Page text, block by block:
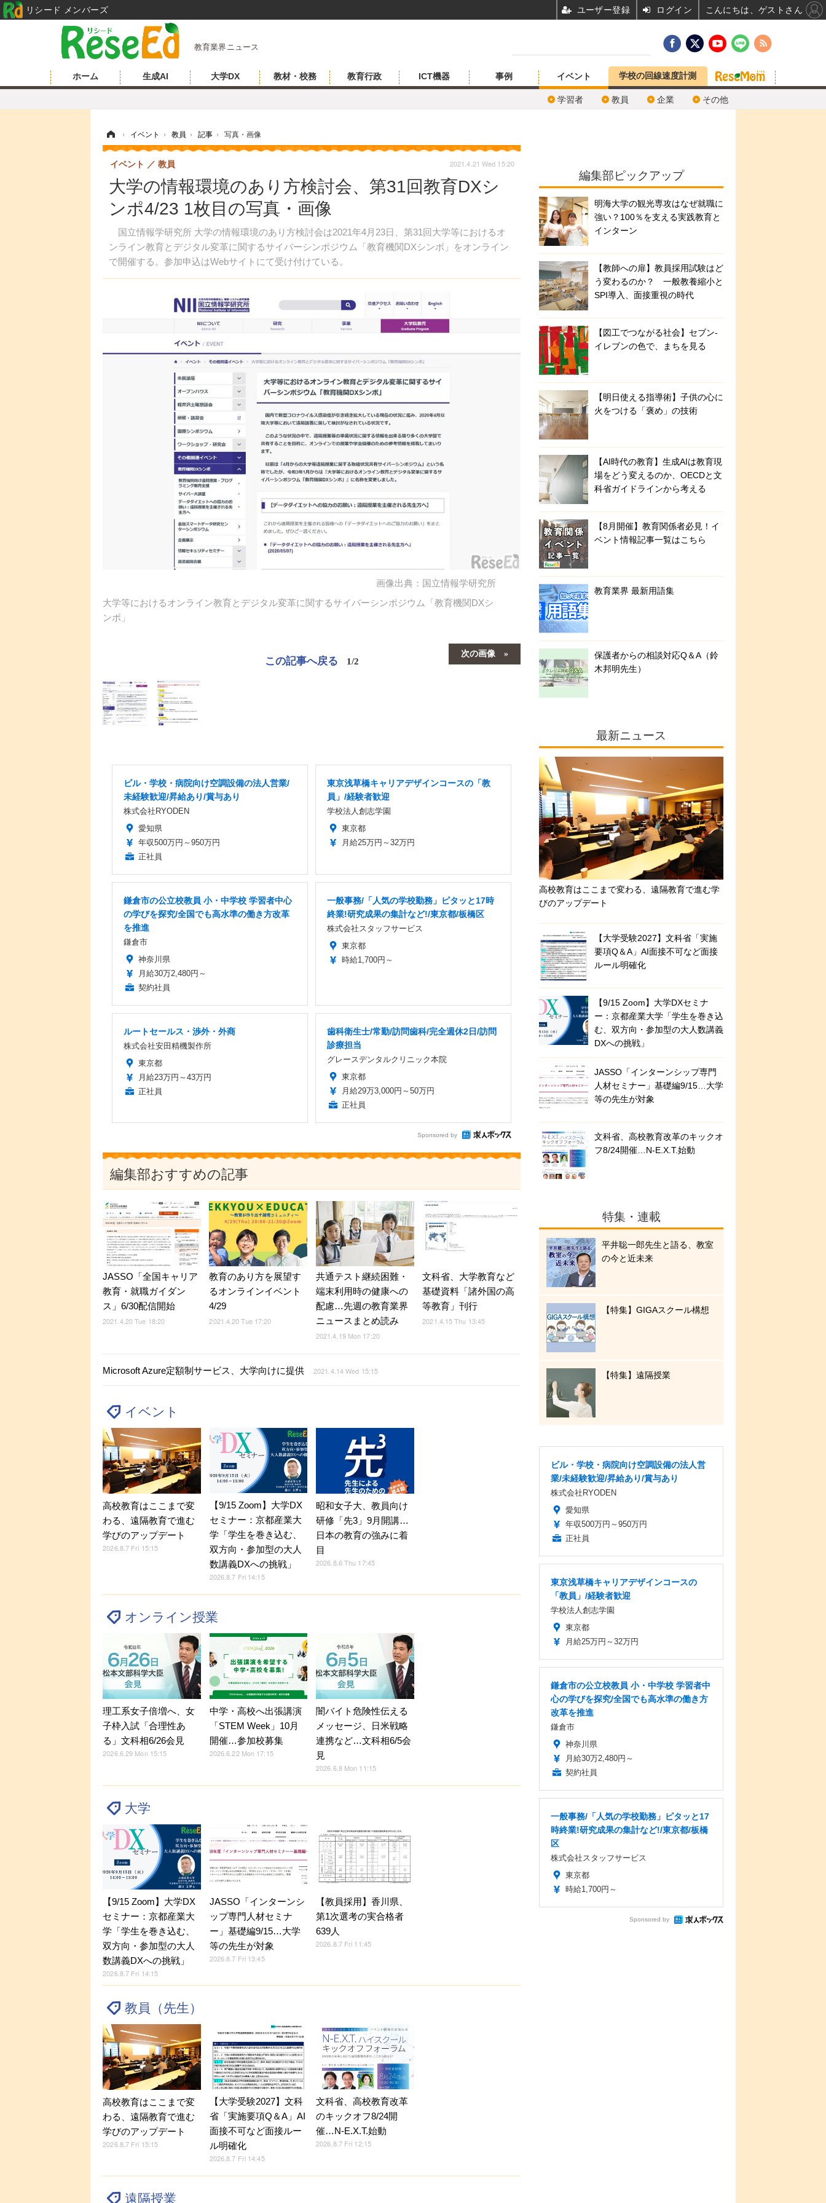
教育業界ニュース
ホーム 生成AI 大学DX 教材・校務 教育行政 ICT機器 事例 イベント
学習者 教員 企業 その他
学校の回線速度計測
› イベント › 教員 › 記事 › 写真・画像
大学の情報環境のあり方検討会、第31回教育DXシ
ンポ4/23 1枚目の写真・画像
国立情報学研究所 大学の情報環境のあり方検討会は2021年4月23日、第31回大学等におけるオ
ンライン教育とデジタル変革に関するサイバーシンポジウム「教育機関DXシンポ」をオンライン
で開催する。参加申込はWebサイトにて受け付けている。
イベント 教員 2021.4.21 Wed 15:20
画像出典：国立情報学研究所
大学等におけるオンライン教育とデジタル変革に関するサイバーシンポジウム「教育機関DXシ
ンポ」
次の画像
この記事へ戻る 1/2
ビル・学校・病院向け空調設備の法人営業/
未経験歓迎/昇給あり/賞与あり
株式会社RYODEN
愛知県
年収500万円～950万円
正社員
東京浅草橋キャリアデザインコースの「教
員」/経験者歓迎
学校法人創志学園
東京都
月給25万円～32万円
鎌倉市の公立校教員 小・中学校 学習者中心
の学びを探究/全国でも高水準の働き方改革
を推進
鎌倉市
神奈川県
月給30万2,480円～
契約社員
一般事務/「人気の学校勤務」ピタッと17時
終業!研究成果の集計など!/東京都/板橋区
株式会社スタッフサービス
東京都
時給1,700円～
ルートセールス・渉外・外商
株式会社安田精機製作所
東京都
月給23万円～43万円
正社員
歯科衛生士/常勤/訪問歯科/完全週休2日/訪問
診療担当
グレースデンタルクリニック本院
東京都
月給29万3,000円～50万円
正社員
Sponsored by
編集部おすすめの記事
JASSO「全国キャリア
教育・就職ガイダン
ス」6/30配信開始
2021.4.20 Tue 18:20
教育のあり方を展望す
るオンラインイベント
4/29
2021.4.20 Tue 17:20
共通テスト継続困難・
端末利用時の健康への
配慮…先週の教育業界
ニュースまとめ読み
2021.4.19 Mon 17:20
文科省、大学教育など
基礎資料「諸外国の高
等教育」刊行
2021.4.15 Thu 13:45
Microsoft Azure定額制サービス、大学向けに提供 2021.4.14 Wed 15:15
イベント
高校教育はここまで変
わる、遠隔教育で進む
学びのアップデート
2026.8.7 Fri 15:15
【9/15 Zoom】大学DX
セミナー：京都産業大
学「学生を巻き込む、
双方向・参加型の大人
数講義DXへの挑戦」
2026.8.7 Fri 14:15
昭和女子大、教員向け
研修「先3」9月開講…
日本の教育の強みに着
目
2026.8.6 Thu 17:45
オンライン授業
理工系女子倍増へ、女
子枠入試「合理性あ
る」文科相6/26会見
2026.6.29 Mon 15:15
中学・高校へ出張講演
「STEM Week」10月
開催…参加校募集
2026.6.22 Mon 17:15
闇バイト危険性伝える
メッセージ、日米戦略
連携など…文科相6/5会
見
2026.6.8 Mon 11:15
大学
【9/15 Zoom】大学DX
セミナー：京都産業大
学「学生を巻き込む、
双方向・参加型の大人
数講義DXへの挑戦」
2026.8.7 Fri 14:15
JASSO「インターンシ
ップ専門人材セミナ
ー」基礎編9/15…大学
等の先生が対象
2026.8.7 Fri 13:45
【教員採用】香川県、
第1次選考の実合格者
639人
2026.8.7 Fri 11:45
教員（先生）
高校教育はここまで変
わる、遠隔教育で進む
学びのアップデート
2026.8.7 Fri 15:15
【大学受験2027】文科
省「実施要項Q＆A」AI
面接不可など面接ルー
ル明確化
2026.8.7 Fri 14:45
文科省、高校教育改革
のキックオフ8/24開
催…N-E.X.T.始動
2026.8.7 Fri 12:15
遠隔授業
編集部ピックアップ
明海大学の観光専攻はなぜ就職に
強い？100％を支える実践教育と
インターン
【教師への扉】教員採用試験はど
う変わるのか？ 一般教養縮小と
SPI導入、面接重視の時代
【図工でつながる社会】セブン‐
イレブンの色で、まちを見る
【明日使える指導術】子供の心に
火をつける「褒め」の技術
【AI時代の教育】生成AIは教育現
場をどう変えるのか、OECDと文
科省ガイドラインから考える
【8月開催】教育関係者必見！イ
ベント情報記事一覧はこちら
教育業界 最新用語集
保護者からの相談対応Q＆A（鈴
木邦明先生）
最新ニュース
高校教育はここまで変わる、遠隔教育で進む学
びのアップデート
【大学受験2027】文科省「実施
要項Q＆A」AI面接不可など面接
ルール明確化
【9/15 Zoom】大学DXセミナ
ー：京都産業大学「学生を巻き込
む、双方向・参加型の大人数講義
DXへの挑戦」
JASSO「インターンシップ専門
人材セミナー」基礎編9/15…大学
等の先生が対象
文科省、高校教育改革のキックオ
フ8/24開催…N-E.X.T.始動
特集・連載
平井聡一郎先生と語る、教室
の今と近未来
【特集】GIGAスクール構想
【特集】遠隔授業
ビル・学校・病院向け空調設備の法人営
業/未経験歓迎/昇給あり/賞与あり
株式会社RYODEN
愛知県
年収500万円～950万円
正社員
東京浅草橋キャリアデザインコースの
「教員」/経験者歓迎
学校法人創志学園
東京都
月給25万円～32万円
鎌倉市の公立校教員 小・中学校 学習者中
心の学びを探究/全国でも高水準の働き方
改革を推進
鎌倉市
神奈川県
月給30万2,480円～
契約社員
一般事務/「人気の学校勤務」ピタッと17
時終業!研究成果の集計など!/東京都/板橋
区
株式会社スタッフサービス
東京都
時給1,700円～
Sponsored by
リシード メンバーズ ユーザー登録 ログイン こんにちは、ゲストさん